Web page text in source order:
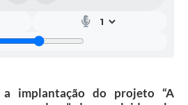
a implantação do projeto “A